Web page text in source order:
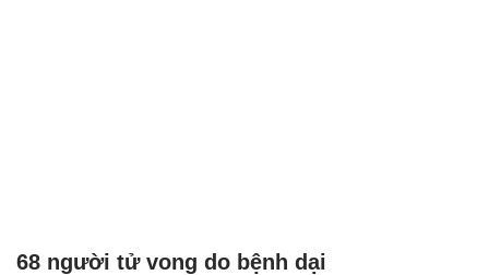
68 người tử vong do bệnh dại